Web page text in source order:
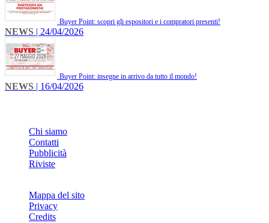
Buyer Point: scopri gli espositori e i compratori presenti!
NEWS | 24/04/2026
Buyer Point: insegne in arrivo da tutto il mondo!
NEWS | 16/04/2026
Chi siamo
Contatti
Pubblicità
Riviste
Mappa del sito
Privacy
Credits